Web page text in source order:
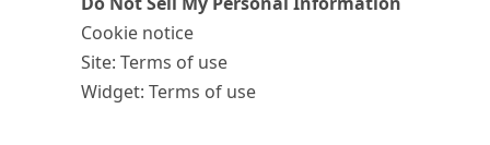
Cookie notice
Site: Terms of use
Widget: Terms of use